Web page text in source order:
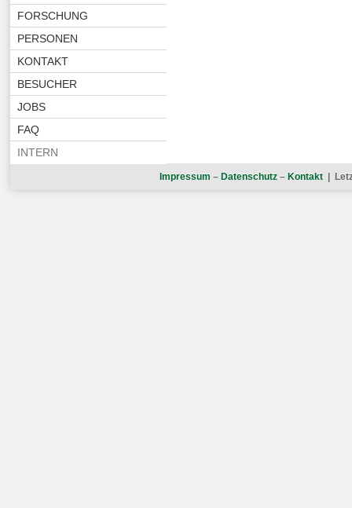
FORSCHUNG
PERSONEN
KONTAKT
BESUCHER
JOBS
FAQ
INTERN
Impressum – Datenschutz– Kontakt|